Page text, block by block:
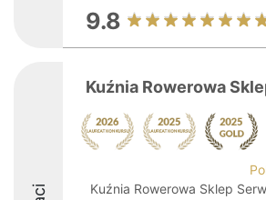
9.8
Kuźnia Rowerowa
Kuźnia Rowerowa Sklep